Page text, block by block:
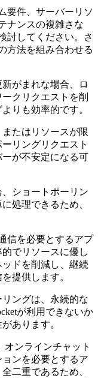
要件、サーバーリソ
ナンスの複雑さな
討してください。さ
方法を組み合わせる
がまれな場合、ロ
クリクエストを削
りも効率的です。
たはリソースが限
リングリクエスト
が不安定になる可
ショートポーリン
処理できるため、
信を必要とするアプ
でリソースに優し
ドを削減し、継続
提供します。
ングは、永続的な
が利用できないか
あります。
オンラインチャット
ンを必要とするア
二重であるため、